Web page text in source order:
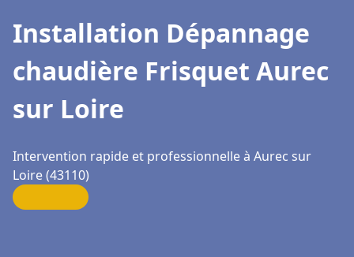
Installation Dépannage
chaudière Frisquet Aurec
sur Loire
Intervention rapide et professionnelle à Aurec sur
Loire (43110)